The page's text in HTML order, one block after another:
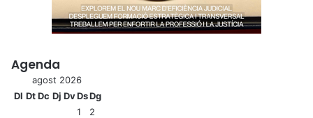
Agenda
agost 2026
Dl DtDc Dj DvDsDg
1
2